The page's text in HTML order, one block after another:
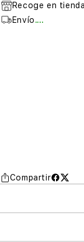
Recoge en tienda
Envío....
Compartir